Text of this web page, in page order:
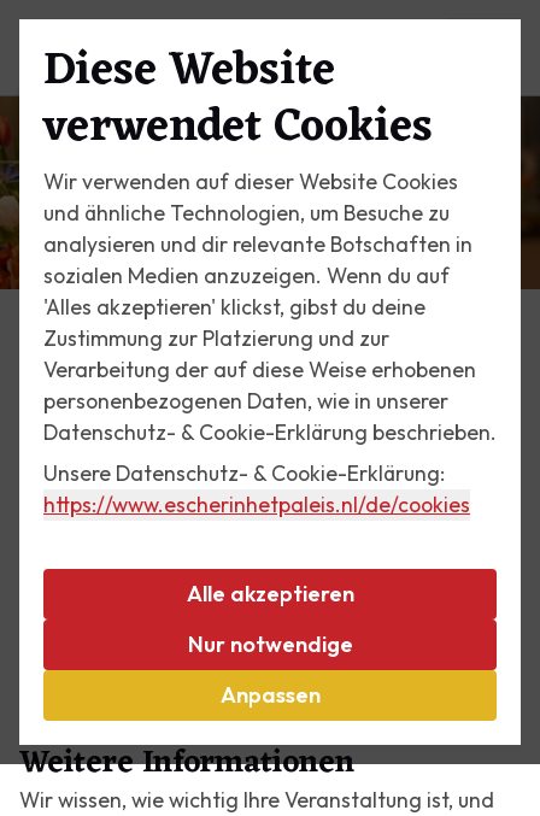
Diese Website
verwendet Cookies
Wir verwenden auf dieser Website Cookies
und ähnliche Technologien, um Besuche zu
analysieren und dir relevante Botschaften in
sozialen Medien anzuzeigen. Wenn du auf
'Alles akzeptieren' klickst, gibst du deine
Zustimmung zur Platzierung und zur
Verarbeitung der auf diese Weise erhobenen
personenbezogenen Daten, wie in unserer
Datenschutz- & Cookie-Erklärung beschrieben.
Unsere Datenschutz- & Cookie-Erklärung:
https://www.escherinhetpaleis.nl/de/cookies
Alle akzeptieren
Nur notwendige
Anpassen
Veranstaltungen
Ihr Event
Escher im Palast liegt an einem der schönsten Orte
in Den Haag, am Lange Voorhout. Empfangen Sie
Räume des Palasts, inklusiv Ballsaal, werden
außerhalb der Öffnungszeiten als exklusive
Location für Unternehmensevents, Empfänge,
Diners etc. vermietet. Verleihen Sie Ihrem Event die
Exklusivität, die es verdient.
Weitere Informationen
Wir wissen, wie wichtig Ihre Veranstaltung ist, und